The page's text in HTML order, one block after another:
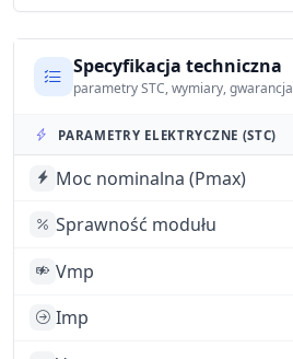
Specyfikacja techniczna
parametry STC, wymiary, gwarancja
PARAMETRY ELEKTRYCZNE (STC)
Moc nominalna (Pmax)
Sprawność modułu
Vmp
Imp